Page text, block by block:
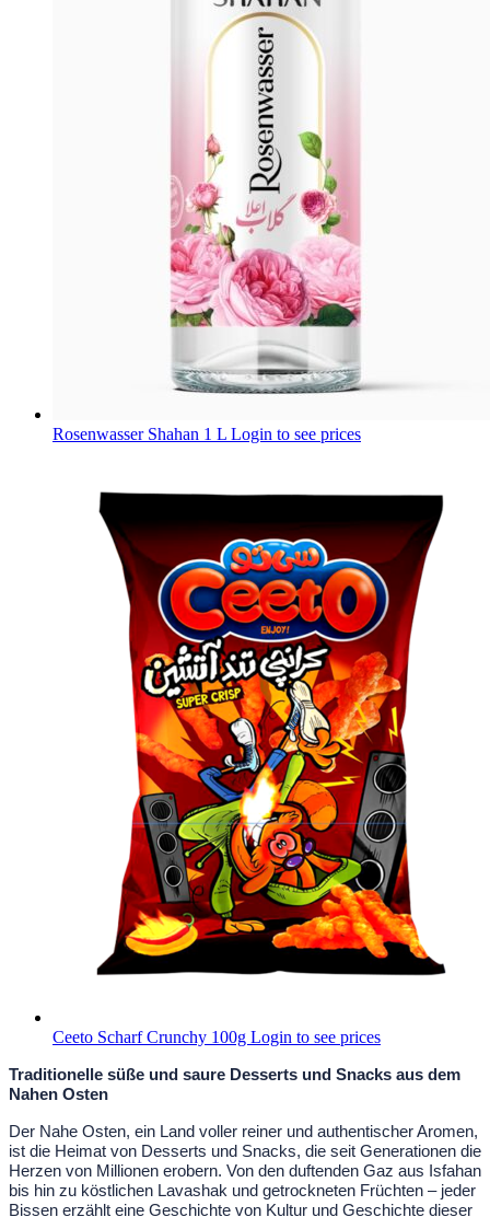
Rosenwasser Shahan 1 L Login to see prices
Ceeto Scharf Crunchy 100g Login to see prices
Traditionelle süße und saure Desserts und Snacks aus dem
Nahen Osten
Der Nahe Osten, ein Land voller reiner und authentischer Aromen,
ist die Heimat von Desserts und Snacks, die seit Generationen die
Herzen von Millionen erobern. Von den duftenden Gaz aus Isfahan
bis hin zu köstlichen Lavashak und getrockneten Früchten – jeder
Bissen erzählt eine Geschichte von Kultur und Geschichte dieser